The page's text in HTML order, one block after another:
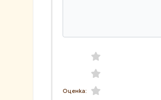
Оценка: